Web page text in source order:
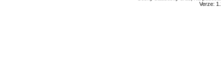
Verze: